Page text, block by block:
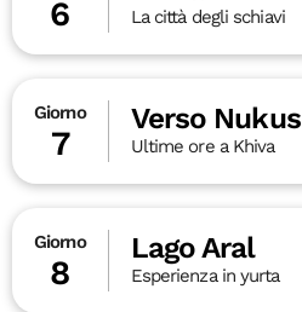
6 La città degli schiavi
Giorno
7
Verso Nukus
Ultime ore a Khiva
Giorno
8
Lago Aral
Esperienza in yurta